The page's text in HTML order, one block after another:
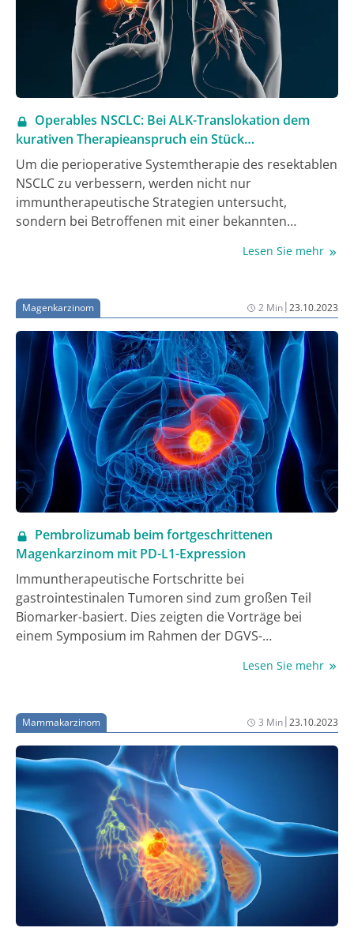
Operables NSCLC: Bei ALK-Translokation dem
kurativen Therapieanspruch ein Stück
nähergekommen
Um die perioperative Systemtherapie des resektablen
NSCLC zu verbessern, werden nicht nur
immuntherapeutische Strategien untersucht,
sondern bei Betroffenen mit einer bekannten
dieser Ansatz erfolgversprechend ist, demonstrierten
Patient:innen: Die adjuvante Therapie mit Alectinib
verbesserte das krankheitsfreie Überleben gegenüber
Chemotherapie um 76%.
Lesen Sie mehr
Magenkarzinom 2 Min|23.10.2023
Pembrolizumab beim fortgeschrittenen
Magenkarzinom mit PD-L1-Expression
Immuntherapeutische Fortschritte bei
gastrointestinalen Tumoren sind zum großen Teil
Biomarker-basiert. Dies zeigten die Vorträge bei
einem Symposium im Rahmen der DGVS-
bei Nachweis einer PD-L1-Expression (Combined
Positive Score (CPS) ≥ 1) in der Erstlinie mit dem
Immuncheckpoint-Inhibitor (ICI) Pembrolizumab
behandelt werden.
Lesen Sie mehr
Mammakarzinom 3 Min|23.10.2023